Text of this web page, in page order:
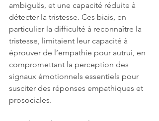
ambiguës, et une capacité réduite à
détecter la tristesse. Ces biais, en
particulier la difficulté à reconnaître la
tristesse, limitaient leur capacité à
éprouver de l’empathie pour autrui, en
compromettant la perception des
signaux émotionnels essentiels pour
susciter des réponses empathiques et
prosociales.